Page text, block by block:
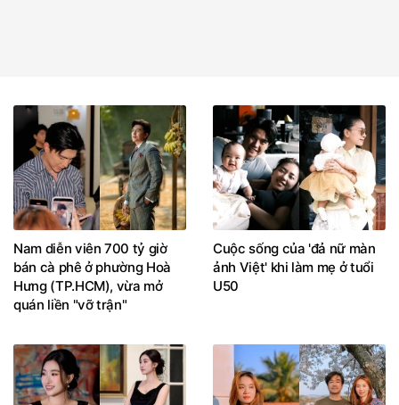
Nam diễn viên 700 tỷ giờ
bán cà phê ở phường Hoà
Hưng (TP.HCM), vừa mở
quán liền "vỡ trận"
Cuộc sống của 'đả nữ màn
ảnh Việt' khi làm mẹ ở tuổi
U50